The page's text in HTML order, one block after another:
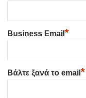
Business Email *
Βάλτε ξανά το email *